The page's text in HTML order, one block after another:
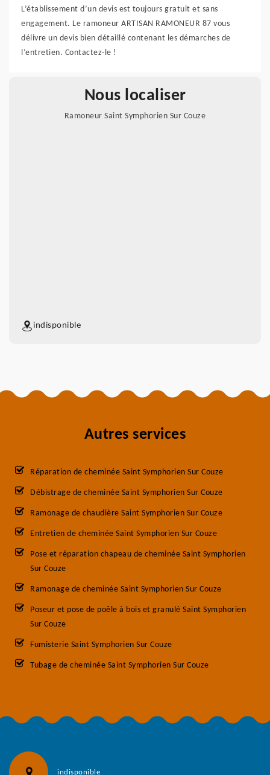
L’établissement d’un devis est toujours gratuit et sans
engagement. Le ramoneur ARTISAN RAMONEUR 87 vous
délivre un devis bien détaillé contenant les démarches de
l’entretien. Contactez-le !
Nous localiser
Ramoneur Saint Symphorien Sur Couze
indisponible
Autres services
Réparation de cheminée Saint Symphorien Sur Couze
Débistrage de cheminée Saint Symphorien Sur Couze
Ramonage de chaudière Saint Symphorien Sur Couze
Entretien de cheminée Saint Symphorien Sur Couze
Pose et réparation chapeau de cheminée Saint Symphorien
Sur Couze
Ramonage de cheminée Saint Symphorien Sur Couze
Poseur et pose de poêle à bois et granulé Saint Symphorien
Sur Couze
Fumisterie Saint Symphorien Sur Couze
Tubage de cheminée Saint Symphorien Sur Couze
indisponible